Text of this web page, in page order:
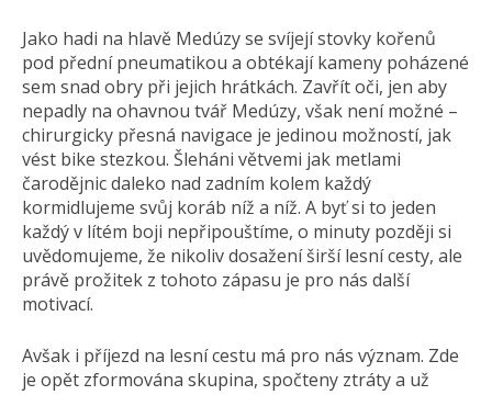
Jako hadi na hlavě Medúzy se svíjejí stovky kořenů
pod přední pneumatikou a obtékají kameny poházené
sem snad obry při jejich hrátkách. Zavřít oči, jen aby
nepadly na ohavnou tvář Medúzy, však není možné –
chirurgicky přesná navigace je jedinou možností, jak
vést bike stezkou. Šleháni větvemi jak metlami
čarodějnic daleko nad zadním kolem každý
kormidlujeme svůj koráb níž a níž. A byť si to jeden
každý v lítém boji nepřipouštíme, o minuty později si
uvědomujeme, že nikoliv dosažení širší lesní cesty, ale
právě prožitek z tohoto zápasu je pro nás další
motivací.
Avšak i příjezd na lesní cestu má pro nás význam. Zde
je opět zformována skupina, spočteny ztráty a už